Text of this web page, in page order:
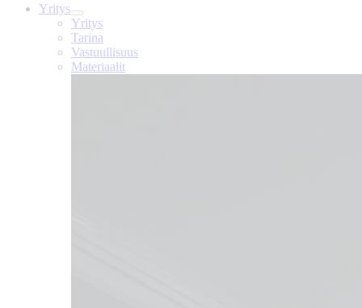
Yritys
Yritys
Tarina
Vastuullisuus
Materiaalit